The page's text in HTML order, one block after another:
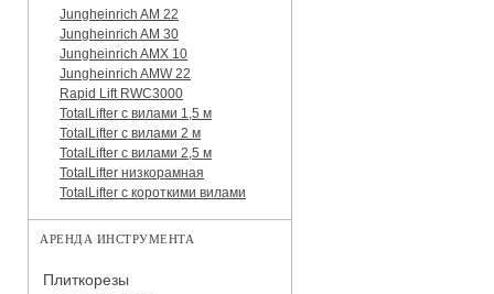
Jungheinrich AM 22
Jungheinrich AM 30
Jungheinrich AMX 10
Jungheinrich AMW 22
Rapid Lift RWC3000
TotalLifter с вилами 1,5 м
TotalLifter с вилами 2 м
TotalLifter с вилами 2,5 м
TotalLifter низкорамная
TotalLifter с короткими вилами
АРЕНДА ИНСТРУМЕНТА
Плиткорезы